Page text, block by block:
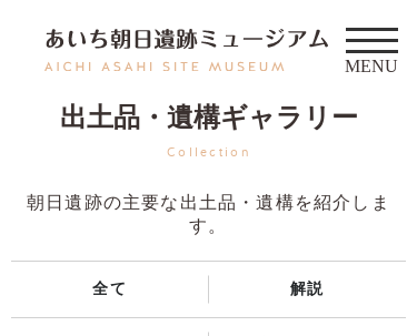
出土品・遺構ギャラリー
Collection
朝日遺跡の主要な出土品・遺構を紹介しま
す。
全て 解説